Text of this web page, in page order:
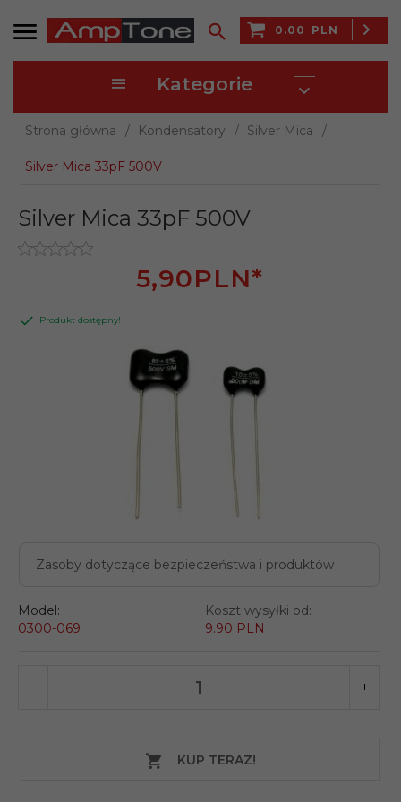
0.00 PLN
Kategorie
Strona główna Kondensatory Silver Mica
Silver Mica 33pF 500V
Zasoby dotyczące bezpieczeństwa i produktów
Silver Mica 33pF 500V
5,90PLN*
Produkt dostępny!
Model:
0300-069
Koszt wysyłki od:
9.90 PLN
KUP TERAZ!